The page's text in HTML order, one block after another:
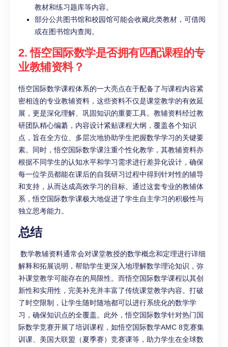
教材和练习题库等内容。
部分公共图书馆和校园馆可能会收藏此类教材，可借阅
或在图书馆内查阅。
2. 悟空国际数学是否拥有匹配课程的专
业教辅资料？
悟空国际数学课程体系的一大亮点在于配备了与课程内容紧
密相连的专业教辅资料，这些资料不仅是课堂教学的有效延
展，更是深化理解、巩固知识的重要工具。教辅资料经过教
研团队精心编纂，内容设计紧贴课程大纲，覆盖各个知识
点，旨在全方位、多层次地协助学生把握数学学习的关键要
素。同时，悟空国际数学课注重个性化教学，其教辅资料亦
根据不同学生的认知水平和学习需求进行差异化设计，确保
每一位学员都能在课后的自我研习过程中得到针对性的辅导
和支持，从而达成高效学习的目标。通过这套专业的教辅体
系，悟空国际数学课极大地促进了学生自主学习的积极性与
独立思考能力。
总结
数学教辅资料通常会对课堂教授的数学概念和定理进行详细
解释和拓展说明，帮助学生更深入地理解数学理论知识，弥
补课堂教学可能存在的局限性。而悟空国际数学课程以其创
新性和实用性，完美补充并丰富了传统课堂教学内容。打破
了时空限制，让学生随时随地都可以进行系统化的数学学
习，确保知识点的全覆盖。此外，悟空国际数学针对热门国
际数学竞赛开展了培训课程，如悟空国际数学AMC 8竞赛集
训课、美国大联盟（夏季赛）竞赛课等，助力学生在全球数